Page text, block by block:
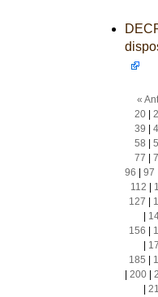
«
20|
39
58
77
96
97
112
127
156
185
200|